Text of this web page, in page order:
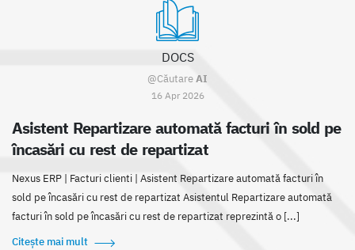
DOCS
@CăutareAI
16 Apr 2026
Asistent Repartizare automată facturi în sold pe
încasări cu rest de repartizat
Nexus ERP | Facturi clienti | Asistent Repartizare automată facturi în
sold pe încasări cu rest de repartizat Asistentul Repartizare automată
facturi în sold pe încasări cu rest de repartizat reprezintă o [...]
Citește mai mult